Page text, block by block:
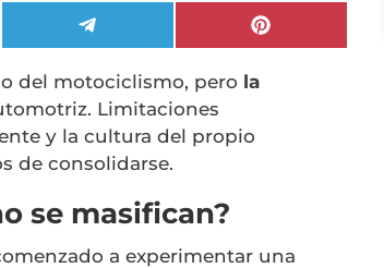
Compartir
en
Telegram
Compartir
en
del motociclismo, pero la
Limitaciones
y la cultura del propio
de consolidarse.
se masifican?
a experimentar una